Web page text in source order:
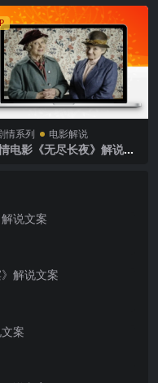
情系列 电影解说
电影《无尽长夜》解说文
说文案
解说文案
案